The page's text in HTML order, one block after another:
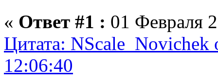
« Ответ #1 : 01 Февраля
Цитата: NScale_Novichek
12:06:40